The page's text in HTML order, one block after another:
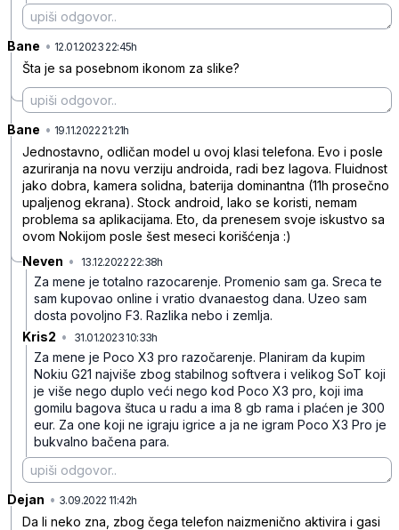
Bane • 12.01.2023 22:45h
Šta je sa posebnom ikonom za slike?
Bane • 19.11.2022 21:21h
Jednostavno, odličan model u ovoj klasi telefona. Evo i posle
azuriranja na novu verziju androida, radi bez lagova. Fluidnost
jako dobra, kamera solidna, baterija dominantna (11h prosečno
upaljenog ekrana). Stock android, lako se koristi, nemam
problema sa aplikacijama. Eto, da prenesem svoje iskustvo sa
ovom Nokijom posle šest meseci korišćenja :)
Neven • 13.12.2022 22:38h
Za mene je totalno razocarenje. Promenio sam ga. Sreca te
sam kupovao online i vratio dvanaestog dana. Uzeo sam
dosta povoljno F3. Razlika nebo i zemlja.
Kris2 • 31.01.2023 10:33h
Za mene je Poco X3 pro razočarenje. Planiram da kupim
Nokiu G21 najviše zbog stabilnog softvera i velikog SoT koji
je više nego duplo veći nego kod Poco X3 pro, koji ima
gomilu bagova štuca u radu a ima 8 gb rama i plaćen je 300
eur. Za one koji ne igraju igrice a ja ne igram Poco X3 Pro je
bukvalno bačena para.
Dejan • 3.09.2022 11:42h
Da li neko zna, zbog čega telefon naizmenično aktivira i gasi